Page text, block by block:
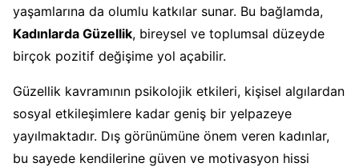
yaşamlarına da olumlu katkılar sunar. Bu bağlamda,
Kadınlarda Güzellik, bireysel ve toplumsal düzeyde
birçok pozitif değişime yol açabilir.
Güzellik kavramının psikolojik etkileri, kişisel algılardan
sosyal etkileşimlere kadar geniş bir yelpazeye
yayılmaktadır. Dış görünümüne önem veren kadınlar,
bu sayede kendilerine güven ve motivasyon hissi